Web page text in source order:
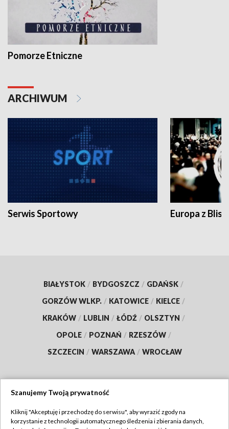
Pomorze Etniczne
ARCHIWUM
Serwis Sportowy Europa z
BIAŁYSTOK / BYDGOSZCZ / GDAŃSK /
GORZÓW WLKP. / KATOWICE / KIELCE /
KRAKÓW / LUBLIN / ŁÓDŹ / OLSZTYN /
OPOLE / POZNAŃ / RZESZÓW /
SZCZECIN / WARSZAWA / WROCŁAW
TVP
Szanujemy Twoją prywatność
Kliknij "Akceptuję i przechodzę do serwisu", aby wyrazić zgody na
korzystanie z technologii automatycznego śledzenia i zbierania danych,